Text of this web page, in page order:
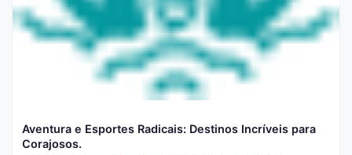
Aventura e Esportes Radicais: Destinos Incríveis para
Corajosos.